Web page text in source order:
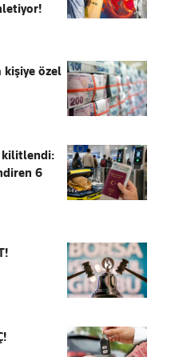
kişiye özel
kilitlendi:
6